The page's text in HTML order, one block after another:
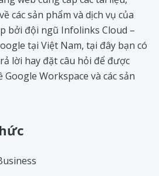
các sản phẩm và dịch vụ của
bởi đội ngũ Infolinks Cloud –
tại Việt Nam, tại đây bạn có
lời hay đặt câu hỏi để được
Google Workspace và các sản